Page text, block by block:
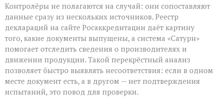
Контролёры не полагаются на случай: они сопоставляют
данные сразу из нескольких источников. Реестр
деклараций на сайте Росаккредитации даёт картину
того, какие документы выпущены, а система «Сатурн»
помогает отследить сведения о производителях и
движении продукции. Такой перекрёстный анализ
позволяет быстро выявлять несоответствия: если в одном
месте документ есть, а в другом — нет подтверждения
испытаний, это повод для проверки.